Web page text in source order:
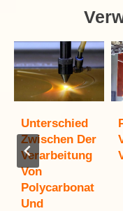
Unterschied
Zwischen Der
Verarbeitung
Von
Polycarbonat
Und